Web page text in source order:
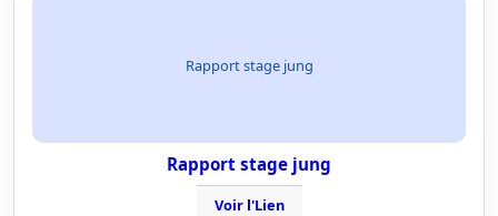
Rapport stage jung
Rapport stage jung
Voir l'Lien